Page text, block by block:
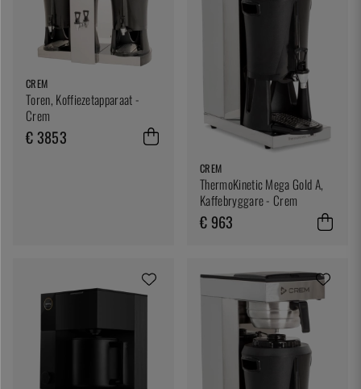
CREM
Toren, Koffiezetapparaat -
Crem
€ 3853
CREM
ThermoKinetic Mega Gold A,
Kaffebryggare - Crem
€ 963